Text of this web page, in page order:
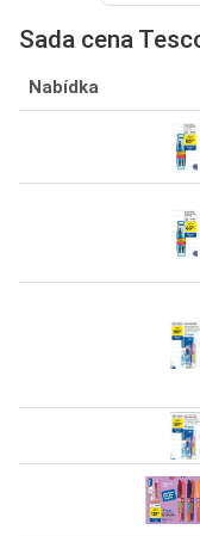
Sada cena
Nabídka